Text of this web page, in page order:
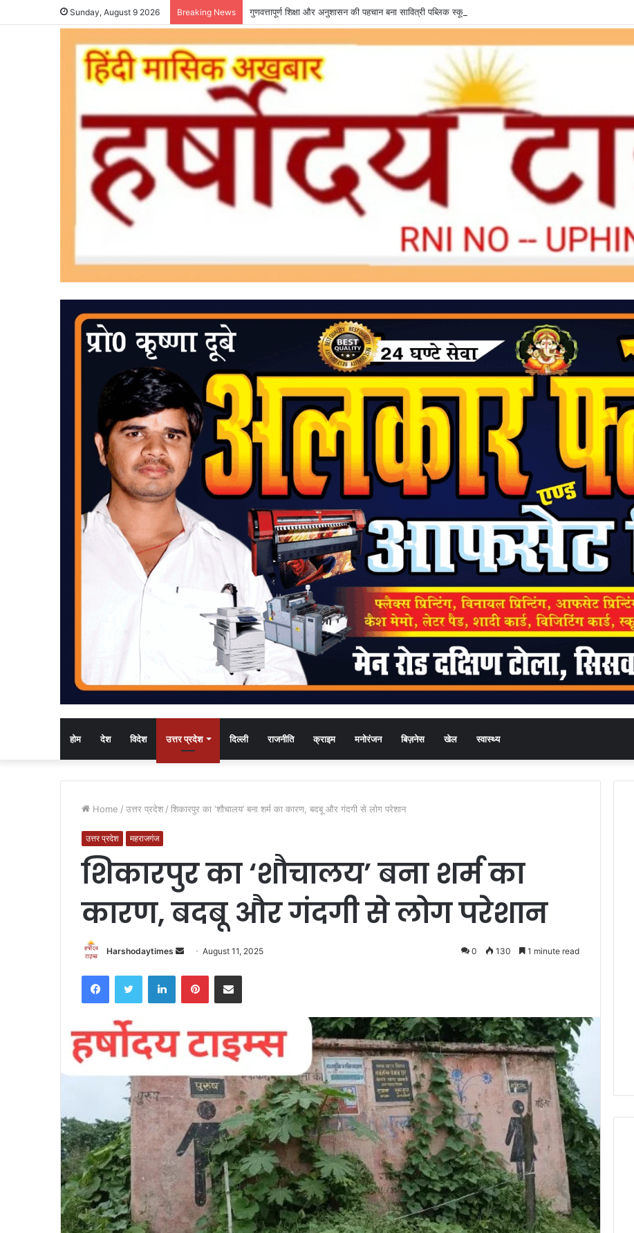
Sunday, August 9 2026 Breaking News गुणवत्तापूर्ण शिक्षा और अनुशासन की पहचान बना सावित्री पब्लिक स्कूल
होम देश विदेश उत्तर प्रदेश दिल्ली राजनीति क्राइम मनोरंजन बिज़नेस खेल स्वास्थ्य
Home / उत्तर प्रदेश / शिकारपुर का ‘शौचालय’ बना शर्म का कारण, बदबू और गंदगी से लोग परेशान
उत्तर प्रदेश महराजगंज
शिकारपुर का ‘शौचालय’ बना शर्म का
कारण, बदबू और गंदगी से लोग परेशान
Harshodaytimes
Send
email
August 11, 2025 0 130 1 minute read
FacebookTwitter LinkedInPinterestShare via Email